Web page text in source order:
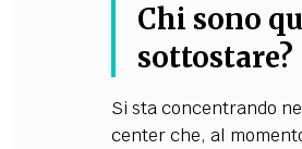
Chi sono
sottostare?
Si sta concentrando
center che, al